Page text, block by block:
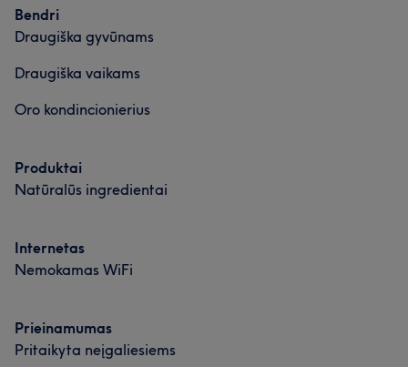
Išmanantis darbą
Darbų galerija
Bendri
Draugiška gyvūnams
Draugiška vaikams
Oro kondincionierius
Produktai
Natūralūs ingredientai
Internetas
Nemokamas WiFi
Prieinamumas
Pritaikyta neįgaliesiems